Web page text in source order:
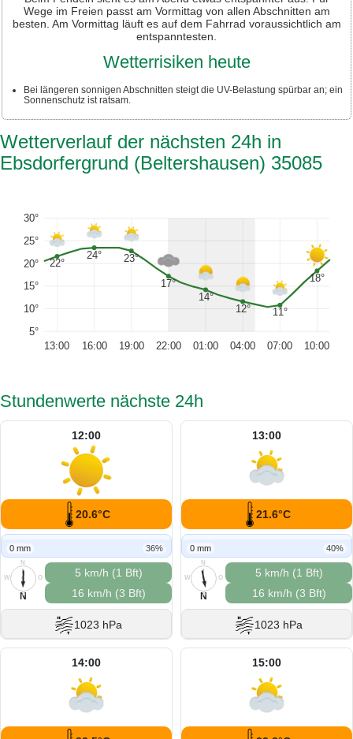
Wege im Freien passt am Vormittag von allen Abschnitten am
besten. Am Vormittag läuft es auf dem Fahrrad voraussichtlich am
entspanntesten.
Wetterrisiken heute
Bei längeren sonnigen Abschnitten steigt die UV-Belastung spürbar an; ein
Sonnenschutz ist ratsam.
Wetterverlauf der nächsten 24h in
Ebsdorfergrund (Beltershausen) 35085
5°
10°
15°
20°
25°
30°
22°
24° 23°
17°
14°
12° 11°
18°
13:00 16:00 19:00 22:00 01:00 04:00 07:00 10:00
Stundenwerte nächste 24h
12:00
20.6°C
0 mm 36%
N
O
S
W
N
5 km/h (1 Bft)
16 km/h (3 Bft)
1023 hPa
13:00
21.6°C
0 mm 40%
N
O
S
W
N
5 km/h (1 Bft)
16 km/h (3 Bft)
1023 hPa
14:00 15:00